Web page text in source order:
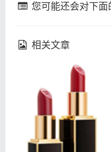
您可能还会对下面
相关文章
fresh馥蕾诗修女面霜成